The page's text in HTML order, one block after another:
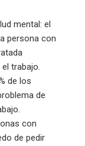
mental: el
persona con
trabajo.
de los
de
con
de pedir